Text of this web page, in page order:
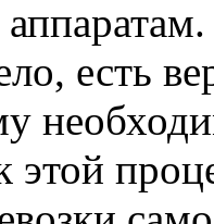
есть
этой